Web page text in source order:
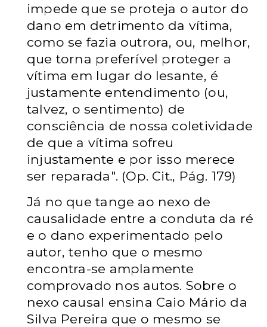
impede que se proteja o autor do
dano em detrimento da vítima,
como se fazia outrora, ou, melhor,
que torna preferível proteger a
vítima em lugar do lesante, é
justamente entendimento (ou,
talvez, o sentimento) de
consciência de nossa coletividade
de que a vítima sofreu
injustamente e por isso merece
ser reparada". (Op. Cit., Pág. 179)
Já no que tange ao nexo de
causalidade entre a conduta da ré
e o dano experimentado pelo
autor, tenho que o mesmo
encontra-se amplamente
comprovado nos autos. Sobre o
nexo causal ensina Caio Mário da
Silva Pereira que o mesmo se